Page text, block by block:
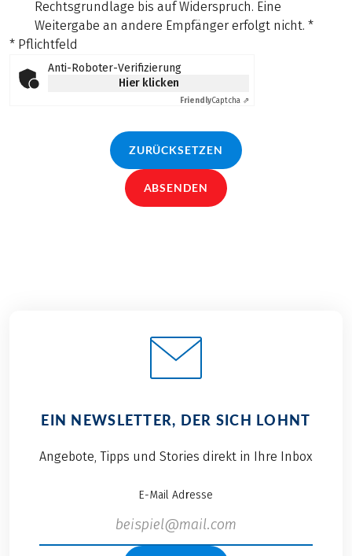
Rechtsgrundlage bis auf Widerspruch. Eine
Weitergabe an andere Empfänger erfolgt nicht. *
* Pflichtfeld
Anti-Roboter-Verifizierung
Hier klicken
FriendlyCaptcha ⇗
ZURÜCKSETZEN
ABSENDEN
EIN NEWSLETTER, DER SICH LOHNT
Angebote, Tipps und Stories direkt in Ihre Inbox
E-Mail Adresse